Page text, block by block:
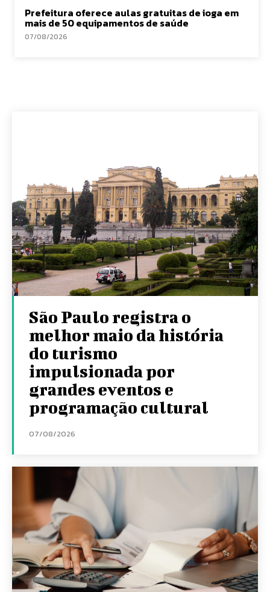
Prefeitura oferece aulas gratuitas de ioga em
mais de 50 equipamentos de saúde
07/08/2026
São Paulo registra o
melhor maio da história
do turismo
impulsionada por
grandes eventos e
programação cultural
07/08/2026